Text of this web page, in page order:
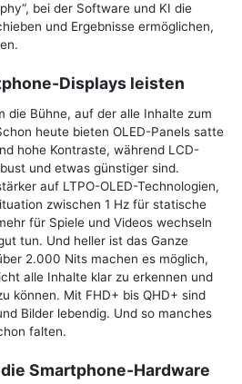
bei der Software und KI die
und Ergebnisse ermöglichen,
Displays leisten
die Bühne, auf der alle Inhalte zum
heute bieten OLED-Panels satte
hohe Kontraste, während LCD-
und etwas günstiger sind.
auf LTPO-OLED-Technologien,
zwischen 1 Hz für statische
für Spiele und Videos wechseln
tun. Und heller ist das Ganze
2.000 Nits machen es möglich,
alle Inhalte klar zu erkennen und
können. Mit FHD+ bis QHD+ sind
Bilder lebendig. Und so manches
falten.
Smartphone-Hardware